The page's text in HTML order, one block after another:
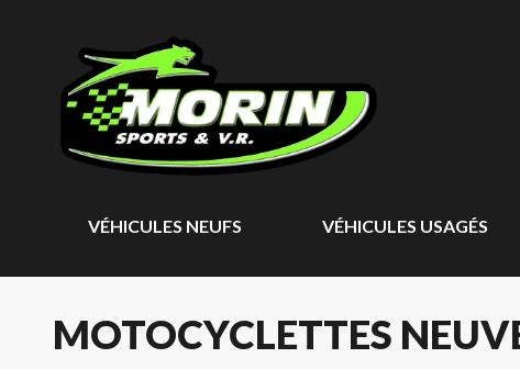
VÉHICULES NEUFS VÉHICULES USAGÉS
MOTOCYCLETTES